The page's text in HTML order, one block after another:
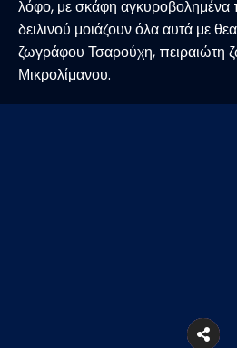
λόφο, με σκάφη
δειλινού μοιάζουν όλα αυτά με
ζωγράφου Τσαρούχη, πειραιώτη
Μικρολίμανου.